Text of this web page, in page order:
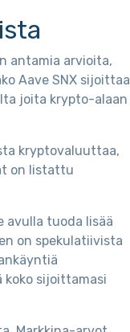
antamia arvioita,
Aave SNX sijoittaa
joita krypto-alaan
kryptovaluuttaa,
on listattu
avulla tuoda lisää
on spekulatiivista
sijoittamasi